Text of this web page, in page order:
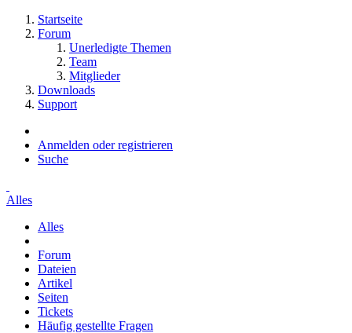
Startseite
Forum
Unerledigte Themen
Team
Mitglieder
Downloads
Support
Anmelden oder registrieren
Suche
Alles
Alles
Forum
Dateien
Artikel
Seiten
Tickets
Häufig gestellte Fragen